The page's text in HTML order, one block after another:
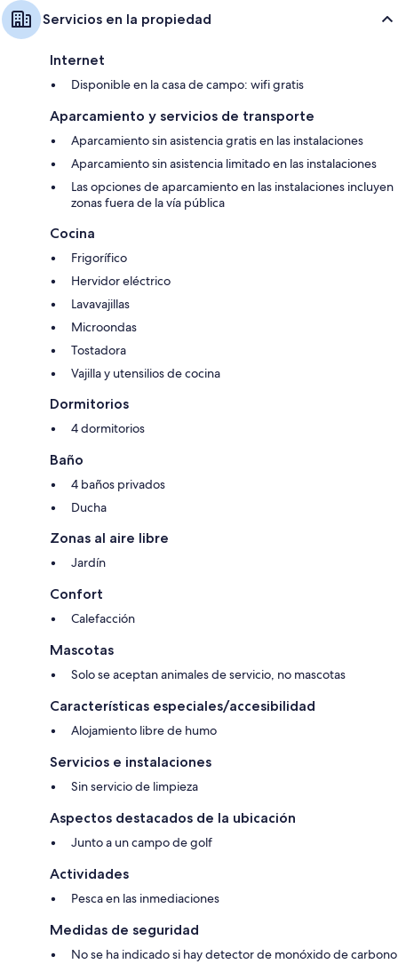
Servicios en la propiedad
Internet
Disponible en la casa de campo: wifi gratis
Aparcamiento y servicios de transporte
Aparcamiento sin asistencia gratis en las instalaciones
Aparcamiento sin asistencia limitado en las instalaciones
Las opciones de aparcamiento en las instalaciones incluyen
zonas fuera de la vía pública
Cocina
Frigorífico
Hervidor eléctrico
Lavavajillas
Microondas
Tostadora
Vajilla y utensilios de cocina
Dormitorios
4 dormitorios
Baño
4 baños privados
Ducha
Zonas al aire libre
Jardín
Confort
Calefacción
Mascotas
Solo se aceptan animales de servicio, no mascotas
Características especiales/accesibilidad
Alojamiento libre de humo
Servicios e instalaciones
Sin servicio de limpieza
Aspectos destacados de la ubicación
Junto a un campo de golf
Actividades
Pesca en las inmediaciones
Medidas de seguridad
No se ha indicado si hay detector de monóxido de carbono